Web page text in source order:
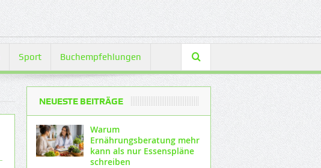
Sport Buchempfehlungen
NEUESTE BEITRÄGE
Warum
Ernährungsberatung mehr
kann als nur Essenspläne
schreiben